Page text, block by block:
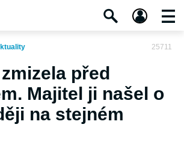
25711
před
Majitel ji našel o
na stejném